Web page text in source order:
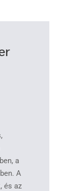
a
A
és az